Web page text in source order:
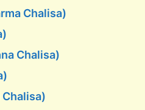
Chalisa)
Chalisa)
Chalisa)